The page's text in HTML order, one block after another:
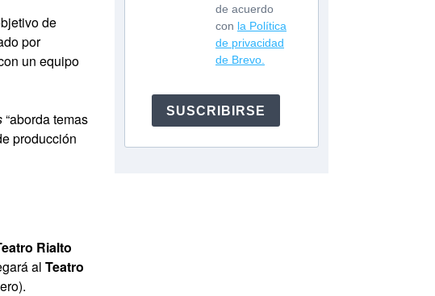
de
por
un equipo
“aborda temas
producción
Rialto
al Teatro
de acuerdo
con la Política
de privacidad
de Brevo.
SUSCRIBIRSE